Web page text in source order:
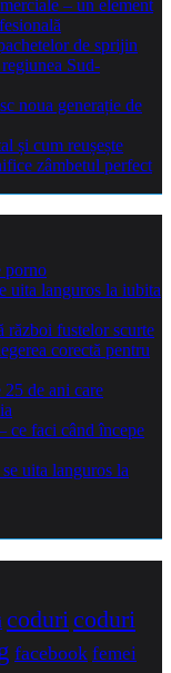
– un element
de sprijin
Sud-
noua generație de
și cum reușește
zâmbetul perfect
porno
uita languros la iubita
război fustelor scurte
corectă pentru
25 de ani care
ce faci când începe
uita languros la
coduricoduri
facebook femei